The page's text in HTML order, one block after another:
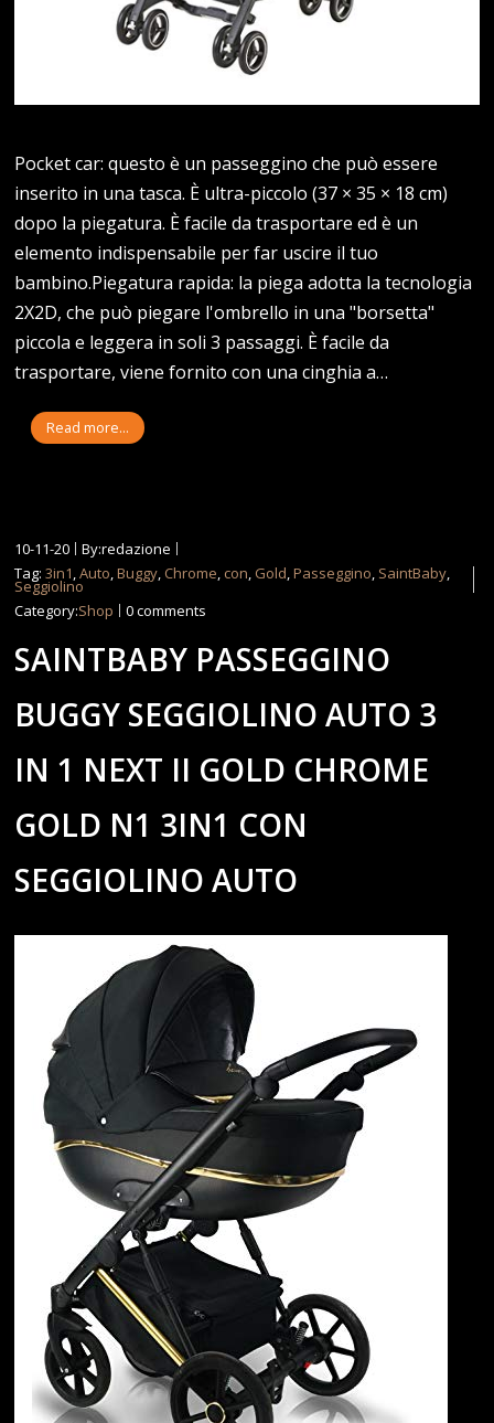
Pocket car: questo è un passeggino che può essere
inserito in una tasca. È ultra-piccolo (37 × 35 × 18 cm)
dopo la piegatura. È facile da trasportare ed è un
elemento indispensabile per far uscire il tuo
bambino.Piegatura rapida: la piega adotta la tecnologia
2X2D, che può piegare l'ombrello in una "borsetta"
piccola e leggera in soli 3 passaggi. È facile da
trasportare, viene fornito con una cinghia a…
Read more...
10-11-20
By:redazione
Tag:3in1,Auto,Buggy, Chrome, con, Gold,Passeggino, SaintBaby,
Seggiolino
Category:Shop 0 comments
SAINTBABY PASSEGGINO
BUGGY SEGGIOLINO AUTO 3
IN 1 NEXT II GOLD CHROME
GOLD N1 3IN1 CON
SEGGIOLINO AUTO